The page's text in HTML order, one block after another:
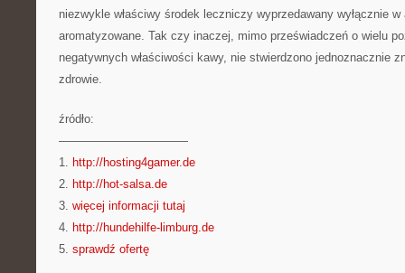
niezwykle właściwy środek leczniczy wyprzedawany wyłącznie
aromatyzowane. Tak czy inaczej, mimo przeświadczeń o wielu
negatywnych właściwości kawy, nie stwierdzono jednoznacznie
zdrowie.
źródło:
———————————
1. http://hosting4gamer.de
2. http://hot-salsa.de
3. więcej informacji tutaj
4. http://hundehilfe-limburg.de
5. sprawdź ofertę